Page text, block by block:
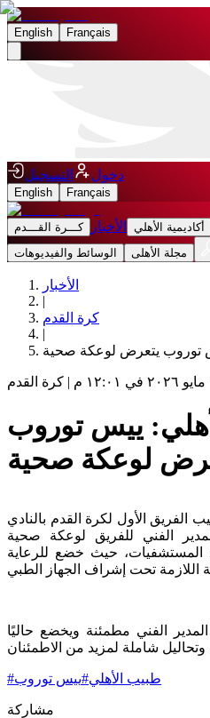
English Français
دخول التسجيل
English Français
كـــرة القـــدم الأخبار أكاديمية الأهلي
الوسائط والفيديوهات
مجلة الأهلى
الأخبار
|
كرة القدم
|
توروب يتعرض لوعكة صحية
| كرة القدم
ييس توروب
لوعكة صحية
الفريق الأول لكرة القدم بالنادي
الفني للفريق لوعكة صحية
المستشفيات، حيث خضع للرعاية
الفني مطمئنة ويخضع حاليًا
# طبيب الأهلي#ييس توروب
مشاركة